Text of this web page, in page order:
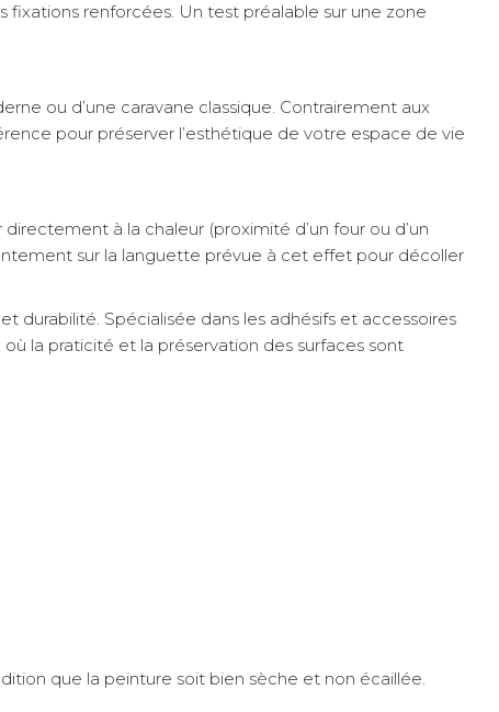
fixations renforcées. Un test préalable sur une zone
ou d’une caravane classique. Contrairement aux
pour préserver l’esthétique de votre espace de vie
à la chaleur (proximité d’un four ou d’un
sur la languette prévue à cet effet pour décoller
durabilité. Spécialisée dans les adhésifs et accessoires
la praticité et la préservation des surfaces sont
que la peinture soit bien sèche et non écaillée.